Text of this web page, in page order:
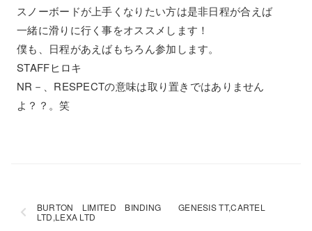
スノーボードが上手くなりたい方は是非日程が合えば
一緒に滑りに行く事をオススメします！
僕も、日程があえばもちろん参加します。
STAFFヒロキ
NR－、RESPECTの意味は取り置きではありません
よ？？。笑
BURTON LIMITED BINDING GENESIS TT,CARTEL
LTD,LEXA LTD